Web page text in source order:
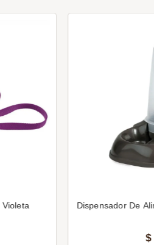
Dispensador De
$